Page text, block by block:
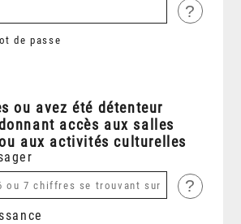
?
de passe
ou avez été détenteur
accès aux salles
aux activités culturelles
?